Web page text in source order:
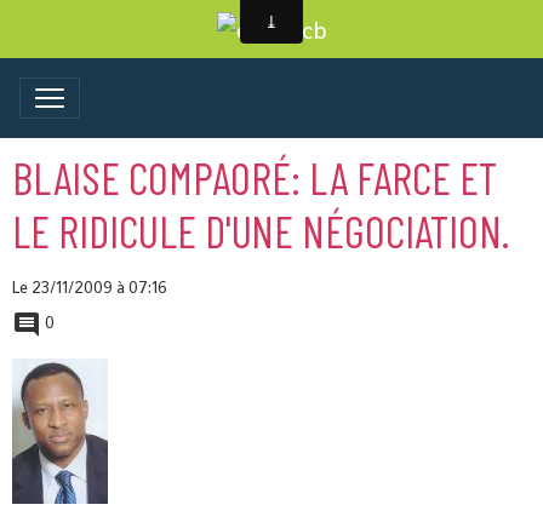
BLAISE COMPAORÉ: LA FARCE ET
LE RIDICULE D'UNE NÉGOCIATION.
Le 23/11/2009 à 07:16
0